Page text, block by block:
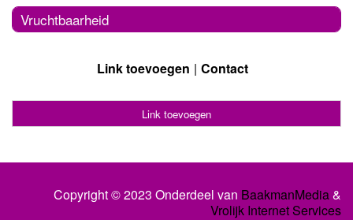
Vruchtbaarheid
Link toevoegen Contact
Link toevoegen
Copyright © 2023 Onderdeel van BaakmanMedia&
Vrolijk Internet Services